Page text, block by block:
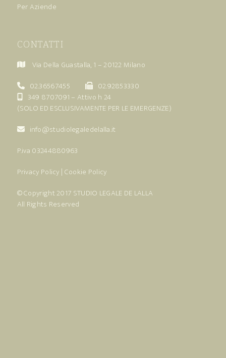
Per Aziende
CONTATTI
Via Della Guastalla, 1 – 20122 Milano
02.36567455
02.92853330
349 8707091 – Attivo h 24
(SOLO ED ESCLUSIVAMENTE PER LE EMERGENZE)
info@studiolegaledelalla.it
P.iva 03244880963
Privacy Policy | Cookie Policy
© Copyright 2017 STUDIO LEGALE DE LALLA
All Rights Reserved